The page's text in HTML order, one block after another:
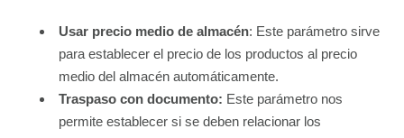
Usar precio medio de almacén: Este parámetro sirve
para establecer el precio de los productos al precio
medio del almacén automáticamente.
Traspaso con documento: Este parámetro nos
permite establecer si se deben relacionar los